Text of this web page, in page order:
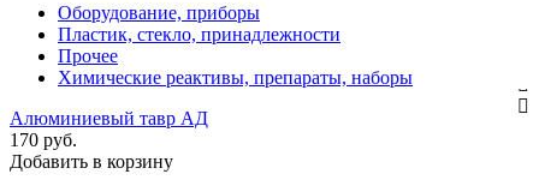
Оборудование, приборы
Пластик, стекло, принадлежности
Прочее
Химические реактивы, препараты, наборы
Алюминиевый тавр АД
170 руб.
Добавить в корзину